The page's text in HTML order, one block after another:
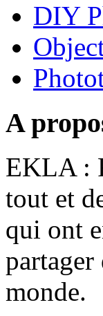
DIY
A
EKLA :
tout et
qui ont
partager
monde.